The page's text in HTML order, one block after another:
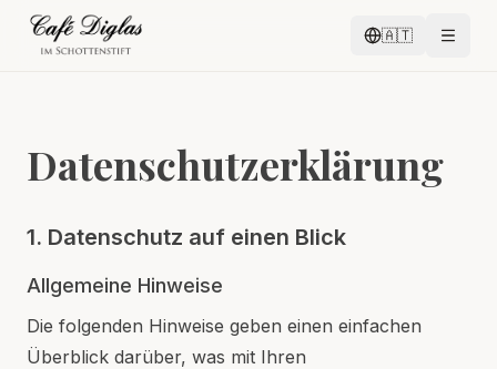
🇦🇹
Datenschutzerklärung
1. Datenschutz auf einen Blick
Allgemeine Hinweise
Die folgenden Hinweise geben einen einfachen
Überblick darüber, was mit Ihren